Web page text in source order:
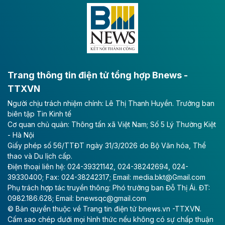
Đông A dài khoảng 25,1 km được kỳ vọng sẽ tạo động
lực phát triển kinh tế - xã hội khu vực phía Nam đồng
Long Thành
Tổng công ty Cảng hàng không Việt Nam - CTCP
(ACV) vừa lập kỷ lục mới về lợi nhuận trong quý
II/2026.
Theo baodautu.vn
Vinaconex lập đỉnh doanh thu
Tổng CTCP Xuất nhập khẩu và Xây dựng Việt Nam
(Vinaconex) đã khép lại nửa đầu năm với doanh thu
thuần gần 7.268 tỷ đồng, tăng 4% so với cùng kỳ và
cũng là mức cao nhất lịch sử hoạt động của doanh
nghiệp.
Trang thông tin điện tử tổng hợp Bnews -
TTXVN
Người chịu trách nhiệm chính: Lê Thị Thanh Huyền. Trưởng ban
biên tập Tin Kinh tế
Cơ quan chủ quản: Thông tấn xã Việt Nam; Số 5 Lý Thường Kiệt
- Hà Nội
Giấy phép số 56/TTĐT ngày 31/3/2026 do Bộ Văn hóa, Thể
thao và Du lịch cấp.
Điện thoại liên hệ: 024-39321142, 024-38242694, 024-
39330400; Fax: 024-38242317; Email: media.bkt@Gmail.com
Phụ trách hợp tác truyền thông: Phó trưởng ban Đỗ Thị Ái. ĐT:
0982.186.628; Email: bnewsqc@gmail.com
© Bản quyền thuộc về Trang tin điện tử bnews.vn -TTXVN.
Cấm sao chép dưới mọi hình thức nếu không có sự chấp thuận